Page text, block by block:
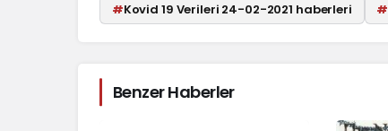
#Kovid 19 Verileri 24-02-2021 haberleri #
Benzer Haberler